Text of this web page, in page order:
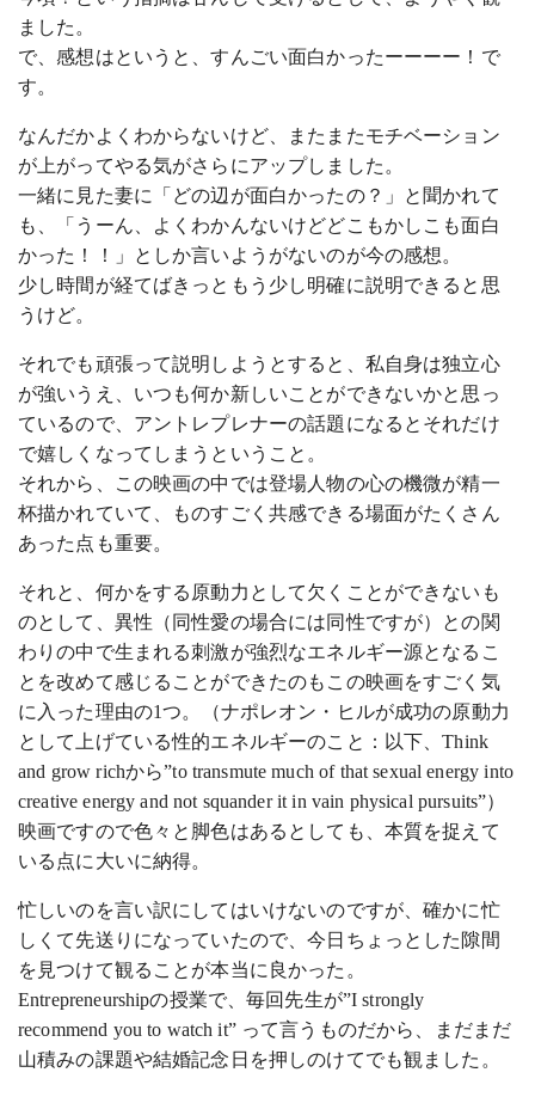
ました。
で、感想はというと、すんごい面白かったーーーー！で
す。
なんだかよくわからないけど、またまたモチベーション
が上がってやる気がさらにアップしました。
一緒に見た妻に「どの辺が面白かったの？」と聞かれて
も、「うーん、よくわかんないけどどこもかしこも面白
かった！！」としか言いようがないのが今の感想。
少し時間が経てばきっともう少し明確に説明できると思
うけど。
それでも頑張って説明しようとすると、私自身は独立心
が強いうえ、いつも何か新しいことができないかと思っ
ているので、アントレプレナーの話題になるとそれだけ
で嬉しくなってしまうということ。
それから、この映画の中では登場人物の心の機微が精一
杯描かれていて、ものすごく共感できる場面がたくさん
あった点も重要。
それと、何かをする原動力として欠くことができないも
のとして、異性（同性愛の場合には同性ですが）との関
わりの中で生まれる刺激が強烈なエネルギー源となるこ
とを改めて感じることができたのもこの映画をすごく気
に入った理由の1つ。（ナポレオン・ヒルが成功の原動力
として上げている性的エネルギーのこと：以下、Think
and grow richから”to transmute much of that sexual energy into
creative energy and not squander it in vain physical pursuits”）
映画ですので色々と脚色はあるとしても、本質を捉えて
いる点に大いに納得。
忙しいのを言い訳にしてはいけないのですが、確かに忙
しくて先送りになっていたので、今日ちょっとした隙間
を見つけて観ることが本当に良かった。
Entrepreneurshipの授業で、毎回先生が”I strongly
recommend you to watch it” って言うものだから、まだまだ
山積みの課題や結婚記念日を押しのけてでも観ました。